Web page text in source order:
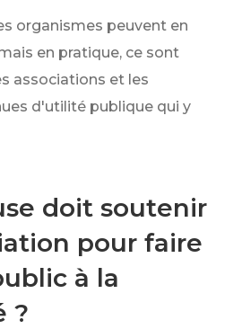
organismes peuvent en
en pratique, ce sont
associations et les
d'utilité publique qui y
doit soutenir
pour faire
à la
?